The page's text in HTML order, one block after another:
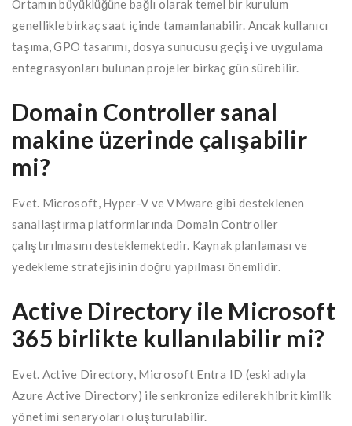
Ortamın büyüklüğüne bağlı olarak temel bir kurulum
genellikle birkaç saat içinde tamamlanabilir. Ancak kullanıcı
taşıma, GPO tasarımı, dosya sunucusu geçişi ve uygulama
entegrasyonları bulunan projeler birkaç gün sürebilir.
Domain Controller sanal
makine üzerinde çalışabilir
mi?
Evet. Microsoft, Hyper-V ve VMware gibi desteklenen
sanallaştırma platformlarında Domain Controller
çalıştırılmasını desteklemektedir. Kaynak planlaması ve
yedekleme stratejisinin doğru yapılması önemlidir.
Active Directory ile Microsoft
365 birlikte kullanılabilir mi?
Evet. Active Directory, Microsoft Entra ID (eski adıyla
Azure Active Directory) ile senkronize edilerek hibrit kimlik
yönetimi senaryoları oluşturulabilir.